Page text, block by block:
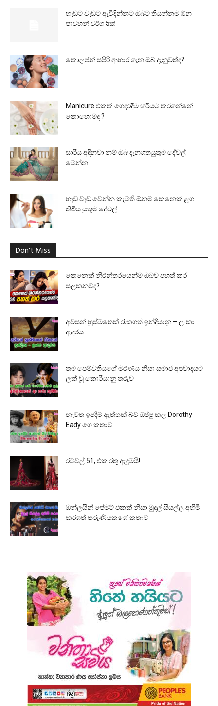
හැඩට වැඩට ඇවිදින්නට ඔබට තියන්නම ඕන
පාවහන් වර්ග 5ක්
කොලජන් සපිරි ආහාර ගැන ඔබ දැනුවත්ද?
Manicure එකක් ගෙදරදීම හරියට කරගන්නේ
කොහොමද ?
සාරිය අඳිනවා නම් ඔබ දැනගතයුතුම දේවල්
මෙන්න
හැඩ වැඩ වෙන්න කැමති ඕනම කෙනෙක් ළග
තිබිය යුතුම දේවල්
Don't Miss
කෙනෙක් නිරන්තරයෙන්ම ඔබව පහත් කර
සලකනවද?
අවසන් හුස්මතෙක් රැකගත් ඉන්දියානු – ලංකා
ආදරය
තම පෙම්වතියගේ මරණය නිසා සමාජ අපවාදයට
ලක් වූ කොරියානු තරුව
නැවත ඉපදීම ඇත්තක් බව ඔප්පු කල Dorothy
Eady ගෙ කතාව
රටවල් 51, එක රතු ඇඳුමයි!
ඔන්ලයින් පේමට් එකක් නිසා මුදල් සියල්ල අහිමි
කරගත් තරුණියකගේ කතාව